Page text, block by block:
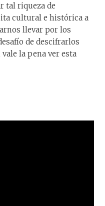
tal riqueza de
cultural e histórica a
llevar por los
de descifrarlos
la pena ver esta